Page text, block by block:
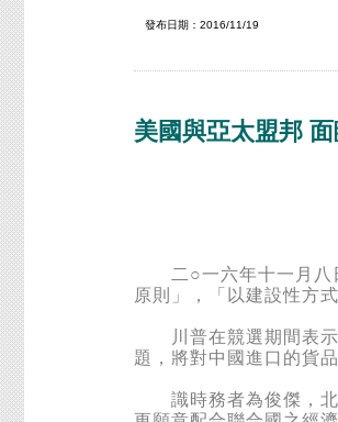
發布日期：2016/11/19
美國與亞太盟邦
二○一六年十一月八日
原則」，「以建設性方
川普在競選期間表示
題，將對中國進口的貨
識時務者為俊傑，北